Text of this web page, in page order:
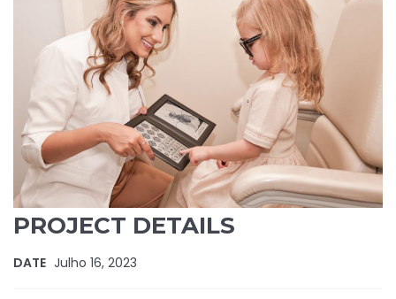
PROJECT DETAILS
DATE Julho 16, 2023